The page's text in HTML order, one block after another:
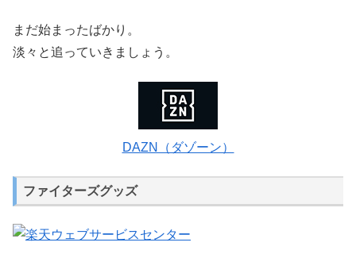
まだ始まったばかり。
淡々と追っていきましょう。
DAZN（ダゾーン）
ファイターズグッズ